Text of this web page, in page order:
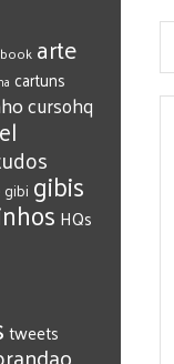
arte
cartuns
cursohq
gibi gibis
HQs
tweets